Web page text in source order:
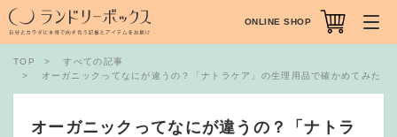
TOP
すべての記事
オーガニックってなにが違うの？「ナトラケア」の生理用品で確かめてみた
オーガニックってなにが違うの？「ナトラ
ONLINE SHOP